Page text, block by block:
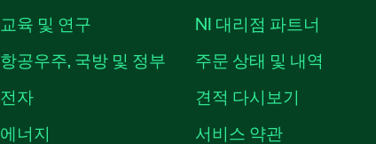
교육 및 연구
항공우주, 국방 및 정부
전자
에너지
NI 대리점 파트너
주문 상태 및 내역
견적 다시보기
서비스 약관